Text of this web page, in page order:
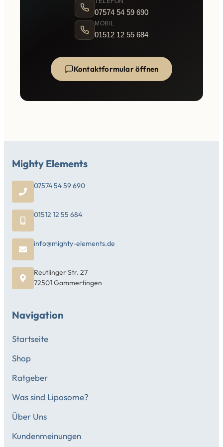
07574 54 59 690
MOBIL
01512 12 55 684
Kontaktformular öffnen
Mighty Elements
07574 54 59 690
01512 12 55 684
info@mighty-elements.de
Reutlinger Str. 27
72501 Gammertingen
Navigation
Startseite
Shop
Ratgeber
Was sind Liposome?
Über Uns
Kundenmeinungen